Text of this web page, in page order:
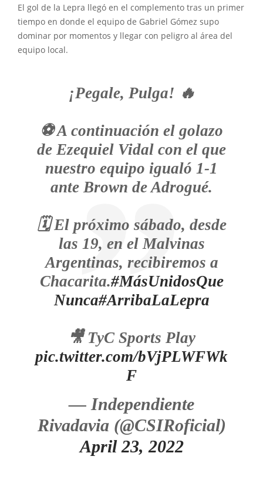
El gol de la Lepra llegó en el complemento tras un primer
tiempo en donde el equipo de Gabriel Gómez supo
dominar por momentos y llegar con peligro al área del
equipo local.
¡Pegale, Pulga! 🔥
⚽️ A continuación el golazo
de Ezequiel Vidal con el que
nuestro equipo igualó 1-1
ante Brown de Adrogué.
🗓 El próximo sábado, desde
las 19, en el Malvinas
Argentinas, recibiremos a
Chacarita.#MásUnidosQue
Nunca#ArribaLaLepra
🎥 TyC Sports Play
pic.twitter.com/bVjPLWFWk
F
— Independiente
Rivadavia (@CSIRoficial)
April 23, 2022